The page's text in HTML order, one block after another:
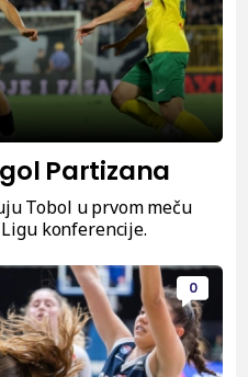
Partizana
Tobol u prvom meču
konferencije.
0